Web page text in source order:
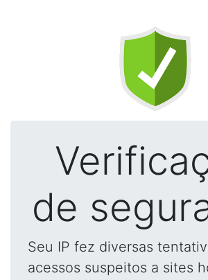
de
Seu IP fez diversas
acessos suspeitos a sites